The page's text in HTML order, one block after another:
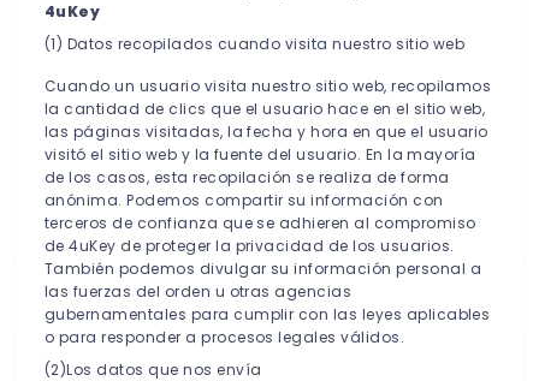
4uKey
(1) Datos recopilados cuando visita nuestro sitio web
Cuando un usuario visita nuestro sitio web, recopilamos
la cantidad de clics que el usuario hace en el sitio web,
las páginas visitadas, la fecha y hora en que el usuario
visitó el sitio web y la fuente del usuario. En la mayoría
de los casos, esta recopilación se realiza de forma
anónima. Podemos compartir su información con
terceros de confianza que se adhieren al compromiso
de 4uKey de proteger la privacidad de los usuarios.
También podemos divulgar su información personal a
las fuerzas del orden u otras agencias
gubernamentales para cumplir con las leyes aplicables
o para responder a procesos legales válidos.
(2)Los datos que nos envía